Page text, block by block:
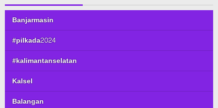
Banjarmasin
#pilkada2024
#kalimantanselatan
Kalsel
Balangan